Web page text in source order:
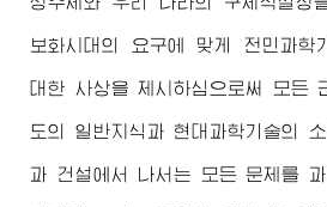
보화시대의 요구에 맞게 전민과학
대한 사상을 제시하심으로써 모든
도의 일반지식과 현대과학기술의
과 건설에서 나서는 모든 문제를